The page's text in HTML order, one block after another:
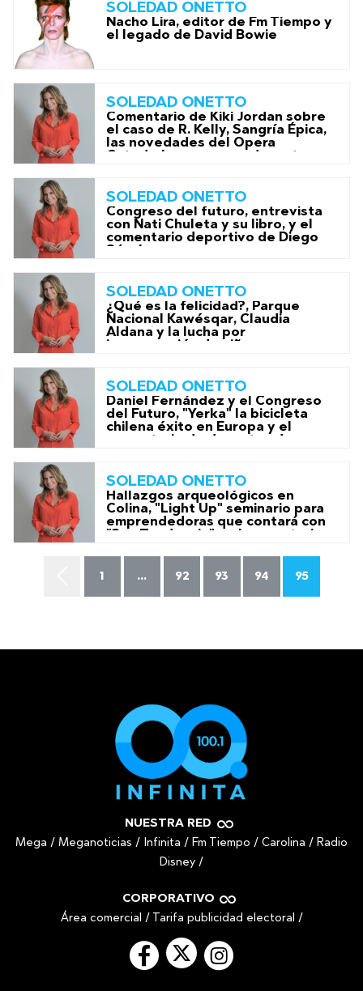
SOLEDAD ONETTO
Nacho Lira, editor de Fm Tiempo y
el legado de David Bowie
SOLEDAD ONETTO
Comentario de Kiki Jordan sobre
el caso de R. Kelly, Sangría Épica,
las novedades del Opera
SOLEDAD ONETTO
Congreso del futuro, entrevista
con Nati Chuleta y su libro, y el
comentario deportivo de Diego
SOLEDAD ONETTO
¿Qué es la felicidad?, Parque
Nacional Kawésqar, Claudia
Aldana y la lucha por
SOLEDAD ONETTO
Daniel Fernández y el Congreso
del Futuro, "Yerka" la bicicleta
chilena éxito en Europa y el
SOLEDAD ONETTO
Hallazgos arqueológicos en
Colina, "Light Up" seminario para
emprendedoras que contará con
1 ... 92 93 94 95
NUESTRA RED
Mega / Meganoticias / Infinita / Fm Tiempo / Carolina / Radio
Disney /
CORPORATIVO
Área comercial / Tarifa publicidad electoral /